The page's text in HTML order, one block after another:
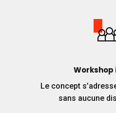
Le concept
sans aucune